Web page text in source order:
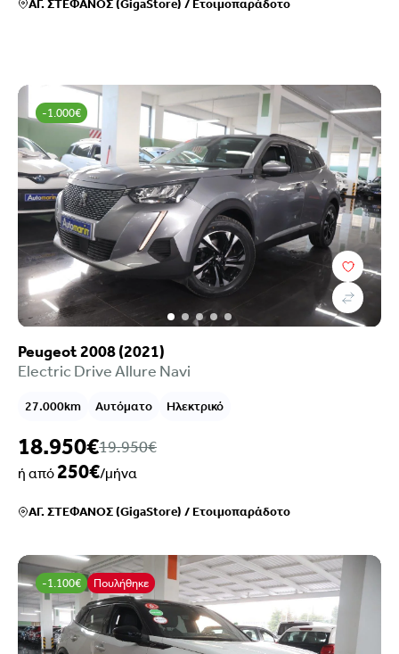
ΑΓ. ΣΤΕΦΑΝΟΣ (GigaStore) /Ετοιμοπαράδοτο
-1.000€
Peugeot 2008 (2021)
Electric Drive Allure Navi
27.000km Αυτόματο Ηλεκτρικό
18.950€19.950€
ή από250€/μήνα
ΑΓ. ΣΤΕΦΑΝΟΣ (GigaStore) /Ετοιμοπαράδοτο
-1.100€ Πουλήθηκε